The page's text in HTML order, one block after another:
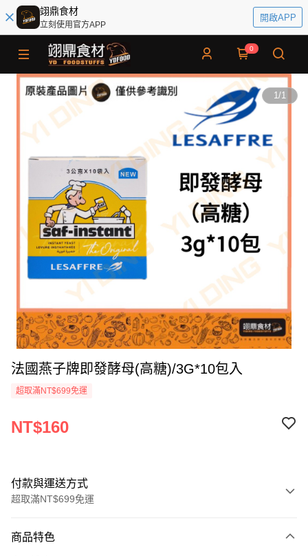
翊鼎食材
立刻使用官方APP
開啟APP
0
1/1
法國燕子牌即發酵母(高糖)/3G*10包入
超取滿NT$699免運
NT$160
付款與運送方式
超取滿NT$699免運
信用卡一次付款
商品特色